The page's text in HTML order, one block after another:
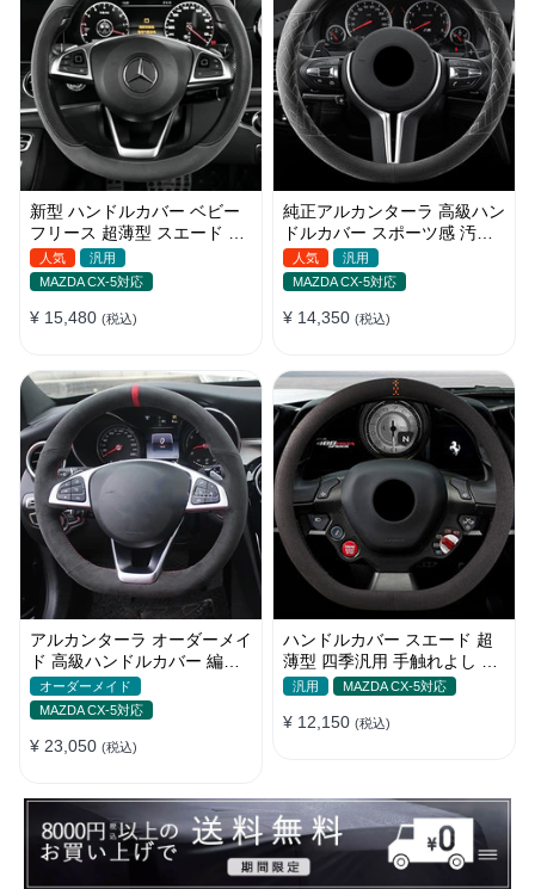
新型 ハンドルカバー ベビー
フリース 超薄型 スエード 高
級感 四季汎用 3色展開 38CM
人気
汎用
MAZDA CX-5対応
¥ 15,480 (税込)
純正アルカンターラ 高級ハン
ドルカバー スポーツ感 汚れ
防止 おしゃれ 全車種対応
37~38CM
人気
汎用
MAZDA CX-5対応
¥ 14,350 (税込)
アルカンターラ オーダーメイ
ド 高級ハンドルカバー 編み
込み式 滑り止め フィット感
オーダーメイド
MAZDA CX-5対応
¥ 23,050 (税込)
ハンドルカバー スエード 超
薄型 四季汎用 手触れよし 高
級感 軽自動車 普通車 O/D型
汎用 MAZDA CX-5対応
¥ 12,150 (税込)